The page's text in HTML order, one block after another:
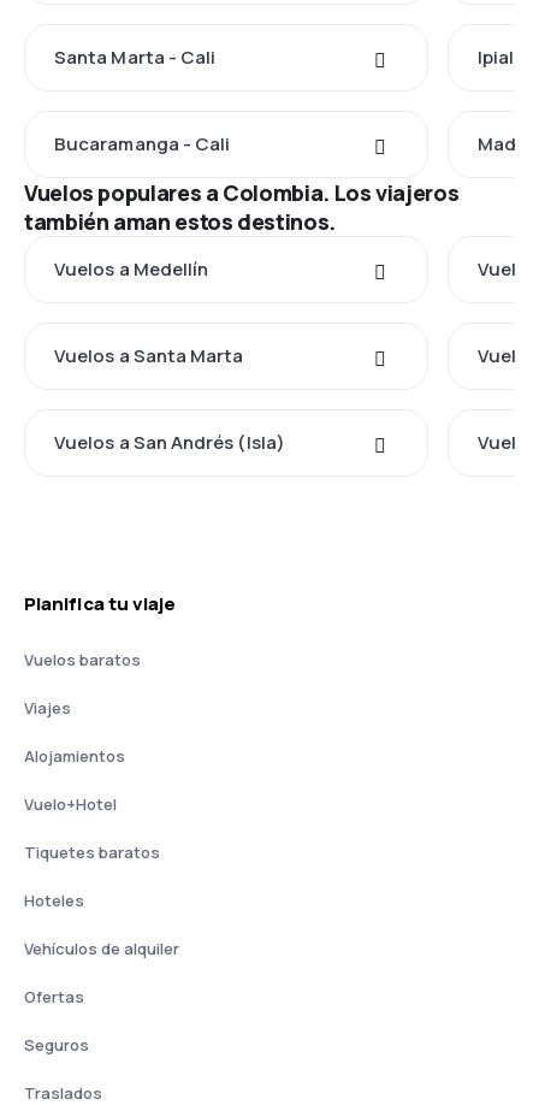
Santa Marta - Cali
Bucaramanga - Cali
Vuelos populares a Colombia. Los viajeros
también aman estos destinos.
Vuelos a Medellín
Vuelos a Santa Marta
Vuelos a San Andrés (Isla)
Planifica tu viaje
Vuelos baratos
Viajes
Alojamientos
Vuelo+Hotel
Tiquetes baratos
Hoteles
Vehículos de alquiler
Ofertas
Seguros
Traslados